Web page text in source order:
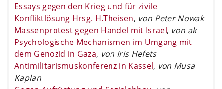
Essays gegen den Krieg und für zivile
Konfliktlösung Hrsg. H.Theisen, von Peter Nowak
Massenprotest gegen Handel mit Israel, von ak
Psychologische Mechanismen im Umgang mit
dem Genozid in Gaza, von Iris Hefets
Antimilitarismuskonferenz in Kassel, von Musa
Kaplan